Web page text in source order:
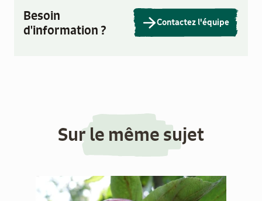
Besoin
d'information ?
Contactez l'équipe
Sur le même sujet